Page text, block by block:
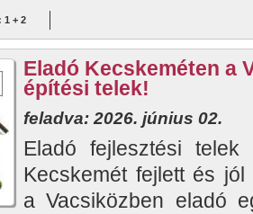
1 + 2
Eladó Kecskeméten a
építési telek!
feladva: 2026. június 02.
Eladó fejlesztési
Kecskemét fejlett és
a Vacsiközben eladó